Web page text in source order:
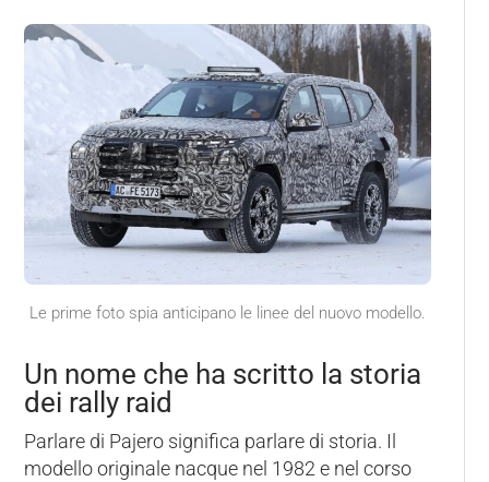
Le prime foto spia anticipano le linee del nuovo modello.
Un nome che ha scritto la storia
dei rally raid
Parlare di Pajero significa parlare di storia. Il
modello originale nacque nel 1982 e nel corso